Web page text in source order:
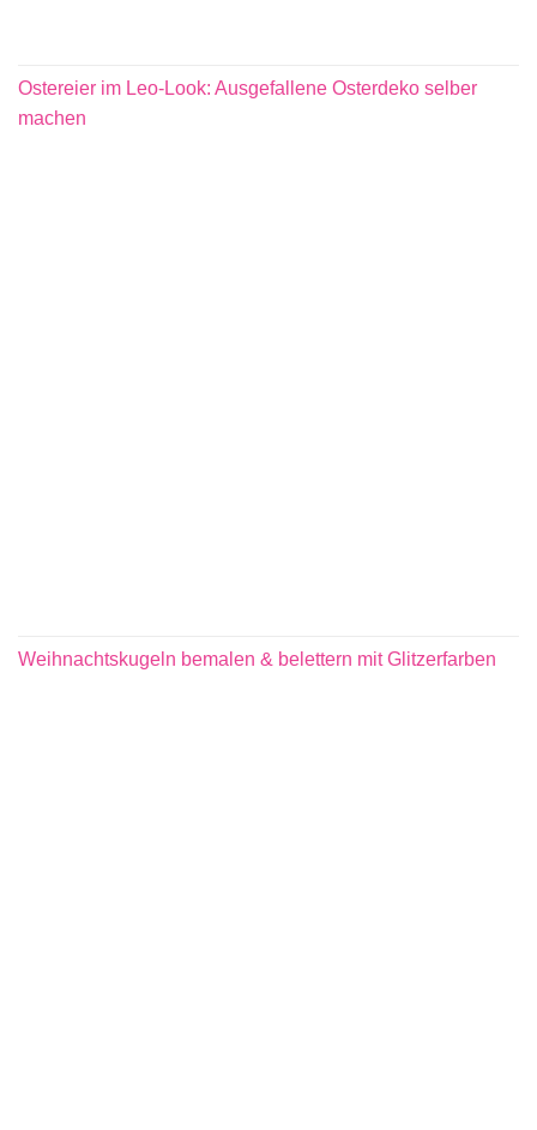
Ostereier im Leo-Look: Ausgefallene Osterdeko selber
machen
Weihnachtskugeln bemalen & belettern mit Glitzerfarben